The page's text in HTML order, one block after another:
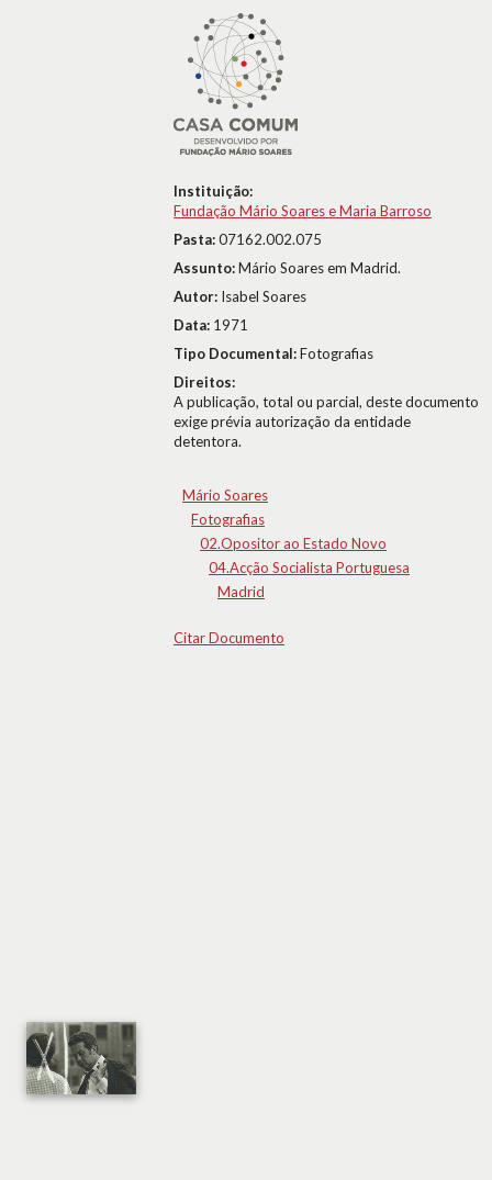
Instituição:
Fundação Mário Soares e Maria Barroso
Pasta:07162.002.075
Assunto:Mário Soares em Madrid.
Autor: Isabel Soares
Data: 1971
Tipo Documental:Fotografias
Direitos:
A publicação, total ou parcial, deste documento
exige prévia autorização da entidade
detentora.
Mário Soares
Fotografias
02.Opositor ao Estado Novo
04.Acção Socialista Portuguesa
Madrid
Citar Documento